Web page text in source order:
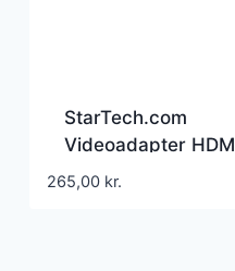
StarTech.com
Videoadapter
13cm Grå
265,00 kr.